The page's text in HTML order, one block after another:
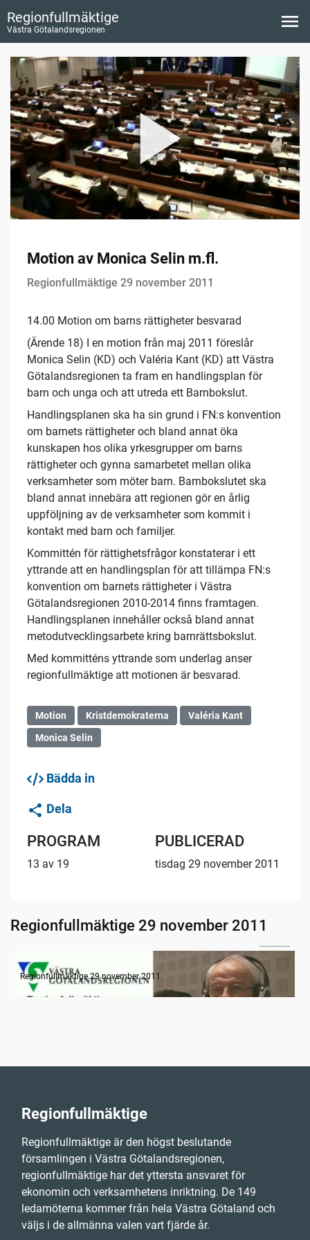
Regionfullmäktige
Västra Götalandsregionen
Motion av Monica Selin m.fl.
Regionfullmäktige 29 november 2011
14.00 Motion om barns rättigheter besvarad
(Ärende 18) I en motion från maj 2011 föreslår
Monica Selin (KD) och Valéria Kant (KD) att Västra
Götalandsregionen ta fram en handlingsplan för
barn och unga och att utreda ett Barnbokslut.
Handlingsplanen ska ha sin grund i FN:s konvention
om barnets rättigheter och bland annat öka
kunskapen hos olika yrkesgrupper om barns
rättigheter och gynna samarbetet mellan olika
verksamheter som möter barn. Barnbokslutet ska
bland annat innebära att regionen gör en årlig
uppföljning av de verksamheter som kommit i
kontakt med barn och familjer.
Kommittén för rättighetsfrågor konstaterar i ett
yttrande att en handlingsplan för att tillämpa FN:s
konvention om barnets rättigheter i Västra
Götalandsregionen 2010-2014 finns framtagen.
Handlingsplanen innehåller också bland annat
metodutvecklingsarbete kring barnrättsbokslut.
Med kommitténs yttrande som underlag anser
regionfullmäktige att motionen är besvarad.
Motion Kristdemokraterna
Valéria Kant
Monica Selin
Bädda in
Dela
PROGRAM
13 av 19
PUBLICERAD
tisdag 29 november 2011
Regionfullmäktige 29 november 2011
Radion informerar
Regionfullmäktige 29 november 2011
Regionfullmäktige
Regionfullmäktige är den högst beslutande
församlingen i Västra Götalandsregionen,
regionfullmäktige har det yttersta ansvaret för
ekonomin och verksamhetens inriktning. De 149
ledamöterna kommer från hela Västra Götaland och
väljs i de allmänna valen vart fjärde år.